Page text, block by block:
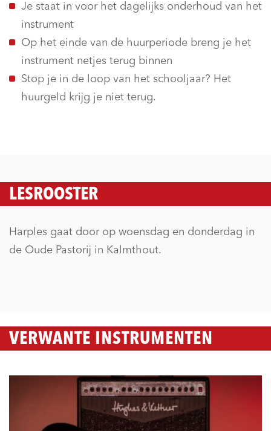
Je staat in voor het dagelijks onderhoud van het
instrument
Op het einde van de huurperiode breng je het
instrument netjes terug binnen
Stop je in de loop van het schooljaar? Het
huurgeld krijg je niet terug.
LESROOSTER
Harples gaat door op woensdag en donderdag in
de Oude Pastorij in Kalmthout.
VERWANTE INSTRUMENTEN